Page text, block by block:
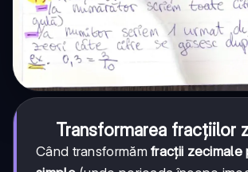
Transformarea fracțiilor
Când transformămfracții zecimale